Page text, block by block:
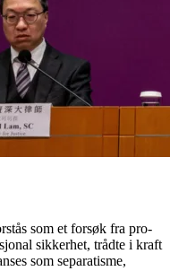
som et forsøk fra pro-
sikkerhet, trådte i kraft
som separatisme,